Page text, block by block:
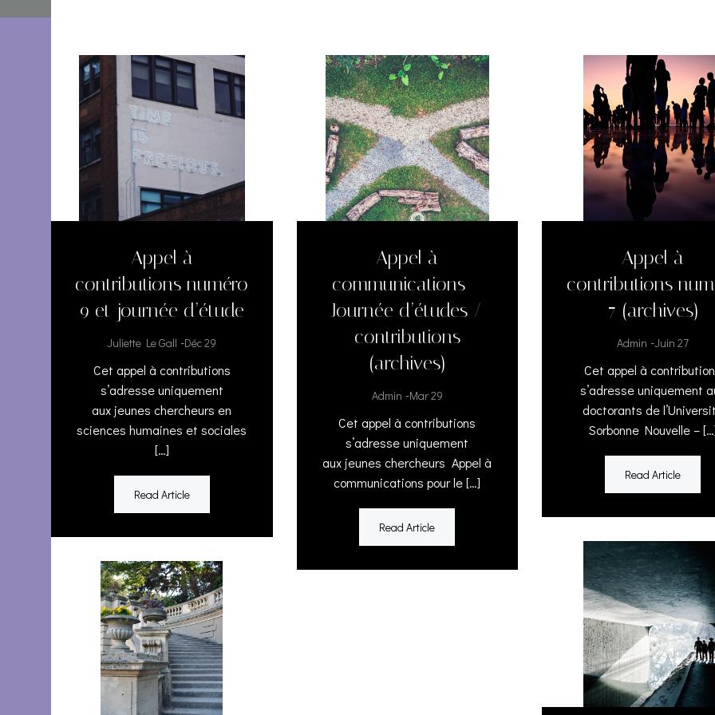
Appel à
contributions numéro
9 et journée d’étude
Juliette Le Gall -Déc 29
Cet appel à contributions
s’adresse uniquement
aux jeunes chercheurs en
sciences humaines et sociales
[…]
Read Article
Appel à
communications –
Journée d’études /
contributions
(archives)
Admin -Mar 29
Cet appel à contributions
s’adresse uniquement
aux jeunes chercheurs Appel à
communications pour le […]
Read Article
Appel à
contributions
7 (archives)
Admin -Juin 27
Cet appel à
s’adresse uniquement
doctorants de
Sorbonne Nouvelle –
Read Article